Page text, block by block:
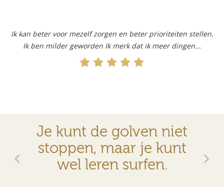
Ik kan beter voor mezelf zorgen en beter prioriteiten stellen.
Ik ben milder geworden Ik merk dat ik meer dingen...
Je kunt de golven niet
stoppen, maar je kunt
wel leren surfen.